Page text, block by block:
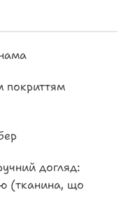
покриттям
догляд:
(тканина, що